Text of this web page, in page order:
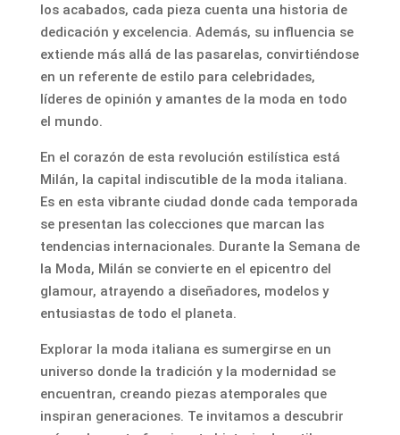
los acabados, cada pieza cuenta una historia de
dedicación y excelencia. Además, su influencia se
extiende más allá de las pasarelas, convirtiéndose
en un referente de estilo para celebridades,
líderes de opinión y amantes de la moda en todo
el mundo.
En el corazón de esta revolución estilística está
Milán, la capital indiscutible de la moda italiana.
Es en esta vibrante ciudad donde cada temporada
se presentan las colecciones que marcan las
tendencias internacionales. Durante la Semana de
la Moda, Milán se convierte en el epicentro del
glamour, atrayendo a diseñadores, modelos y
entusiastas de todo el planeta.
Explorar la moda italiana es sumergirse en un
universo donde la tradición y la modernidad se
encuentran, creando piezas atemporales que
inspiran generaciones. Te invitamos a descubrir